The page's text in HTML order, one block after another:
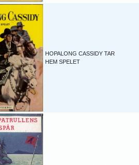
HOPALONG CASSIDY TAR
HEM SPELET